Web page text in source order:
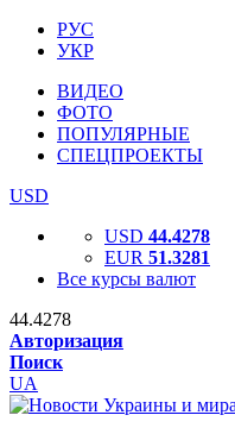
РУС
УКР
ВИДЕО
ФОТО
ПОПУЛЯРНЫЕ
СПЕЦПРОЕКТЫ
USD
USD 44.4278
EUR 51.3281
Все курсы валют
44.4278
Авторизация
Поиск
UA